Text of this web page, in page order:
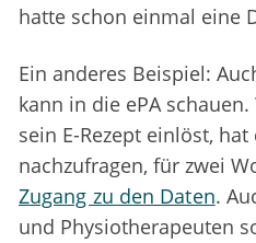
hatte schon einmal eine
Ein anderes Beispiel:
kann in die ePA
sein E-Rezept einlöst,
nachzufragen, für zwei
Zugang zu den Daten.
und Physiotherapeuten